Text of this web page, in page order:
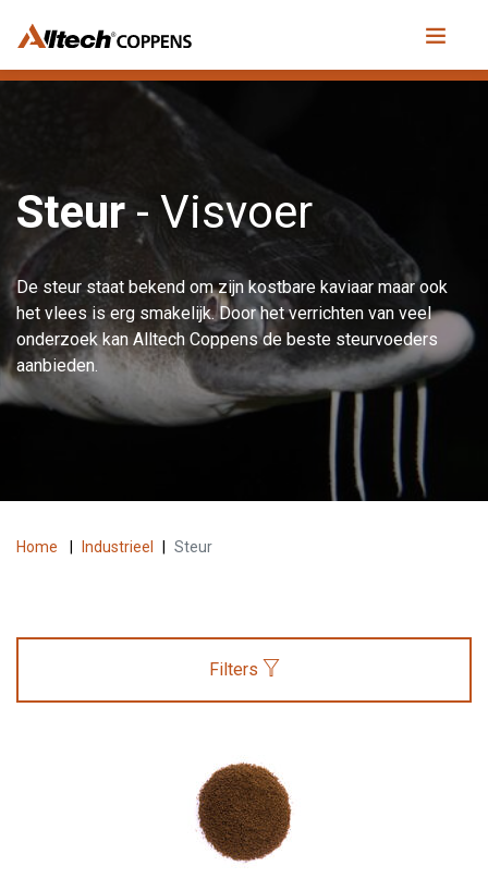
Steur - Visvoer
De steur staat bekend om zijn kostbare kaviaar maar ook
het vlees is erg smakelijk. Door het verrichten van veel
onderzoek kan Alltech Coppens de beste steurvoeders
aanbieden.
Home Industrieel Steur
Filters